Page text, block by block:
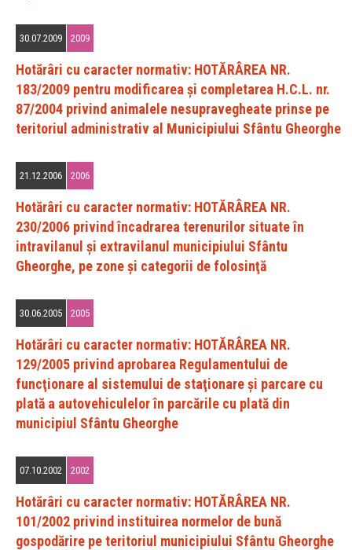
30.07.2009 2009
Hotărâri cu caracter normativ: HOTĂRÂREA NR.
183/2009 pentru modificarea şi completarea H.C.L. nr.
87/2004 privind animalele nesupravegheate prinse pe
teritoriul administrativ al Municipiului Sfântu Gheorghe
21.12.2006 2006
Hotărâri cu caracter normativ: HOTĂRÂREA NR.
230/2006 privind încadrarea terenurilor situate în
intravilanul şi extravilanul municipiului Sfântu
Gheorghe, pe zone şi categorii de folosinţă
30.06.2005 2005
Hotărâri cu caracter normativ: HOTĂRÂREA NR.
129/2005 privind aprobarea Regulamentului de
funcţionare al sistemului de staţionare şi parcare cu
plată a autovehiculelor în parcările cu plată din
municipiul Sfântu Gheorghe
07.10.2002 2002
Hotărâri cu caracter normativ: HOTĂRÂREA NR.
101/2002 privind instituirea normelor de bună
gospodărire pe teritoriul municipiului Sfântu Gheorghe